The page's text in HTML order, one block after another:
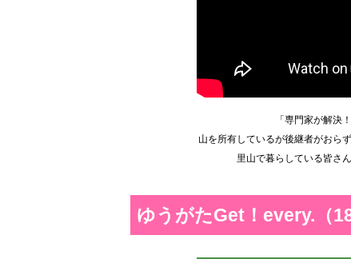
「専門家が解決
山を所有しているが後継者がおら
里山で暮らしている皆さ
ゆうがたGet！every.（